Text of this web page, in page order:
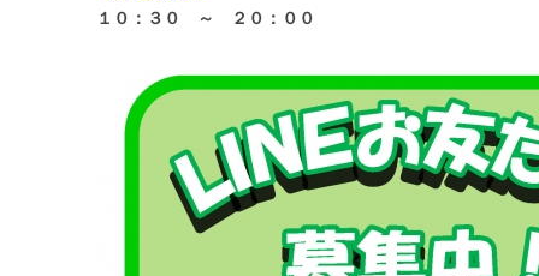
１０：３０ ～ ２０：００